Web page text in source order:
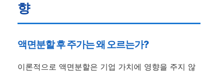
향
액면분할 후 주가는 왜 오르는가?
이론적으로 액면분할은 기업 가치에 영향을 주지 않